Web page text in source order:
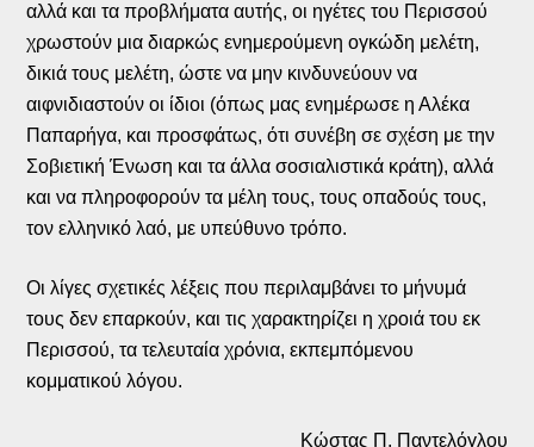
αλλά και τα προβλήματα αυτής, οι ηγέτες του Περισσού
χρωστούν μια διαρκώς ενημερούμενη ογκώδη μελέτη,
δικιά τους μελέτη, ώστε να μην κινδυνεύουν να
αιφνιδιαστούν οι ίδιοι (όπως μας ενημέρωσε η Αλέκα
Παπαρήγα, και προσφάτως, ότι συνέβη σε σχέση με την
Σοβιετική Ένωση και τα άλλα σοσιαλιστικά κράτη), αλλά
και να πληροφορούν τα μέλη τους, τους οπαδούς τους,
τον ελληνικό λαό, με υπεύθυνο τρόπο.
Οι λίγες σχετικές λέξεις που περιλαμβάνει το μήνυμά
τους δεν επαρκούν, και τις χαρακτηρίζει η χροιά του εκ
Περισσού, τα τελευταία χρόνια, εκπεμπόμενου
κομματικού λόγου.
Κώστας Π. Παντελόγλου